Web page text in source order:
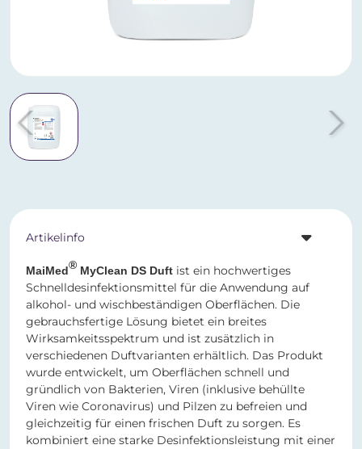
Artikelinfo
MaiMed® MyClean DS Duft ist ein hochwertiges
Schnelldesinfektionsmittel für die Anwendung auf
alkohol- und wischbeständigen Oberflächen. Die
gebrauchsfertige Lösung bietet ein breites
Wirksamkeitsspektrum und ist zusätzlich in
verschiedenen Duftvarianten erhältlich. Das Produkt
wurde entwickelt, um Oberflächen schnell und
gründlich von Bakterien, Viren (inklusive behüllte
Viren wie Coronavirus) und Pilzen zu befreien und
gleichzeitig für einen frischen Duft zu sorgen. Es
kombiniert eine starke Desinfektionsleistung mit einer